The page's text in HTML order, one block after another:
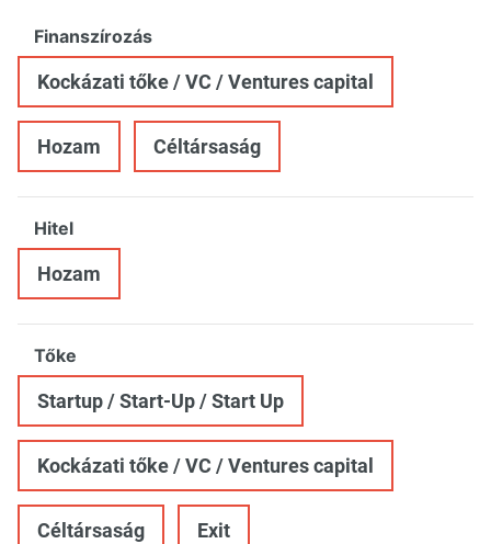
Finanszírozás
Kockázati tőke / VC / Ventures capital
Hozam Céltársaság
Hitel
Hozam
Tőke
Startup / Start-Up / Start Up
Kockázati tőke / VC / Ventures capital
Céltársaság Exit